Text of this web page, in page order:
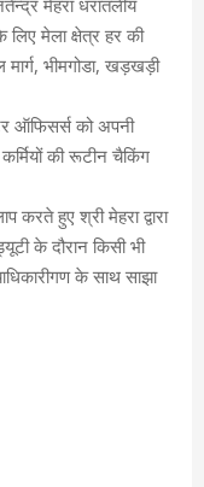
लिए मेला क्षेत्र हर की
भीमगोडा, खड़खड़ी
ऑफिसर्स को अपनी
की रूटीन चैकिंग
करते हुए श्री मेहरा द्वारा
के दौरान किसी भी
के साथ साझा